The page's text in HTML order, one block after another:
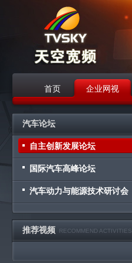
首页 企业网视
汽车论坛
自主创新发展论坛
国际汽车高峰论坛
汽车动力与能源技术研讨会
推荐视频 RECOMMEND ACTIVITIES